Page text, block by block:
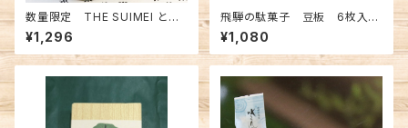
数量限定 THE SUIMEI とろ
けるおいしさオリジナル 水明の
杏仁豆腐 3個入 ※クール便
¥1,296
飛騨の駄菓子 豆板 6枚入
3個セット
¥1,080